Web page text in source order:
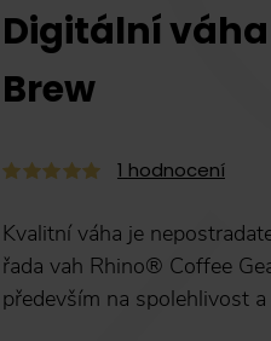
Digitální váha
Brew
1 hodnocení
Kvalitní váha je
řada vah Rhino® Coffee
především na spolehlivost